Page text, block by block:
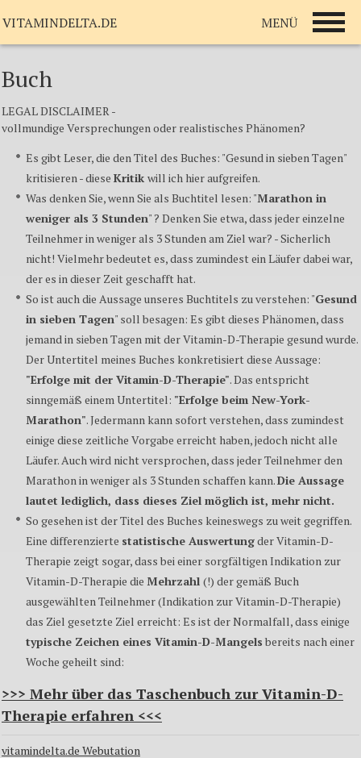
Buch
LEGAL DISCLAIMER -
vollmundige Versprechungen oder realistisches Phänomen?
Es gibt Leser, die den Titel des Buches: "Gesund in sieben Tagen"
kritisieren - diese Kritik will ich hier aufgreifen.
Was denken Sie, wenn Sie als Buchtitel lesen: "Marathon in
weniger als 3 Stunden" ? Denken Sie etwa, dass jeder einzelne
Teilnehmer in weniger als 3 Stunden am Ziel war? - Sicherlich
nicht! Vielmehr bedeutet es, dass zumindest ein Läufer dabei war,
der es in dieser Zeit geschafft hat.
So ist auch die Aussage unseres Buchtitels zu verstehen: "Gesund
in sieben Tagen" soll besagen: Es gibt dieses Phänomen, dass
jemand in sieben Tagen mit der Vitamin-D-Therapie gesund wurde.
Der Untertitel meines Buches konkretisiert diese Aussage:
"Erfolge mit der Vitamin-D-Therapie". Das entspricht
sinngemäß einem Untertitel: "Erfolge beim New-York-
Marathon". Jedermann kann sofort verstehen, dass zumindest
einige diese zeitliche Vorgabe erreicht haben, jedoch nicht alle
Läufer. Auch wird nicht versprochen, dass jeder Teilnehmer den
Marathon in weniger als 3 Stunden schaffen kann.Die Aussage
lautet lediglich, dass dieses Ziel möglich ist, mehr nicht.
So gesehen ist der Titel des Buches keineswegs zu weit gegriffen.
Eine differenzierte statistische Auswertungder Vitamin-D-
Therapie zeigt sogar, dass bei einer sorgfältigen Indikation zur
Vitamin-D-Therapie die Mehrzahl (!) der gemäß Buch
ausgewählten Teilnehmer (Indikation zur Vitamin-D-Therapie)
das Ziel gesetzte Ziel erreicht: Es ist der Normalfall, dass einige
typische Zeichen eines Vitamin-D-Mangels bereits nach einer
Woche geheilt sind:
>>> Mehr über das Taschenbuch zur Vitamin-D-
Therapie erfahren <<<
vitamindelta.de Webutation
VITAMINDELTA.DE MENÜ